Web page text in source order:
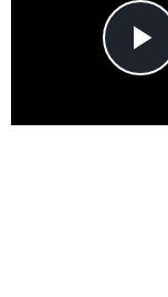
查看更多》